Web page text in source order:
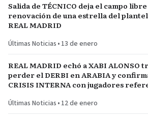
Salida de TÉCNICO deja el campo
renovación de una estrella del
REAL MADRID
Últimas Noticias • 13 de enero
REAL MADRID echó a XABI ALONSO
perder el DERBI en ARABIA y
CRISIS INTERNA con jugadores
Últimas Noticias • 12 de enero